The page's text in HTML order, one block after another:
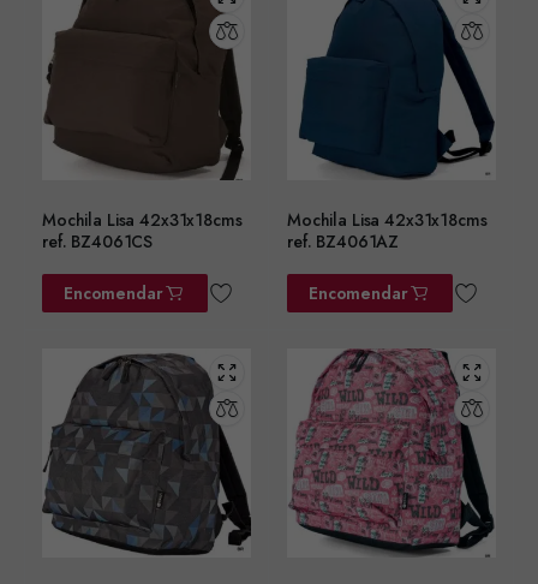
Mochila Lisa 42x31x18cms
ref. BZ4061CS
Encomendar
Mochila Lisa 42x31x18cms
ref. BZ4061AZ
Encomendar